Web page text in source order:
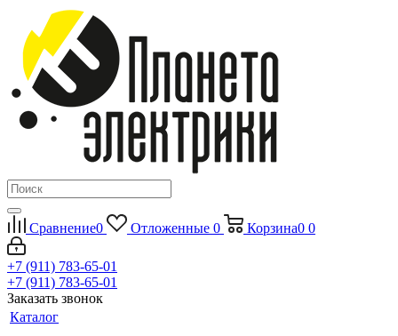
Сравнение0 Отложенные 0 Корзина0 0
+7 (911) 783-65-01
+7 (911) 783-65-01
Заказать звонок
Каталог